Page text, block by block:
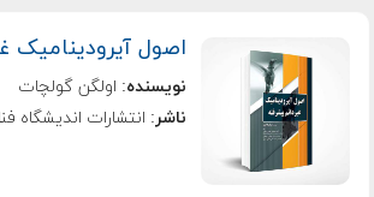
اصول آيروديناميک
نویسنده: اولگن گولچات
ناشر: انتشارات اندیشگاه